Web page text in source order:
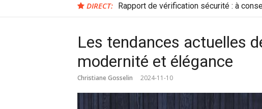
DIRECT: Rapport de vérification sécurité : à
Les tendances actuelles
modernité et élégance
Christiane Gosselin 2024-11-10